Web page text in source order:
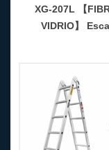
XG-207L 【
VIDRIO】